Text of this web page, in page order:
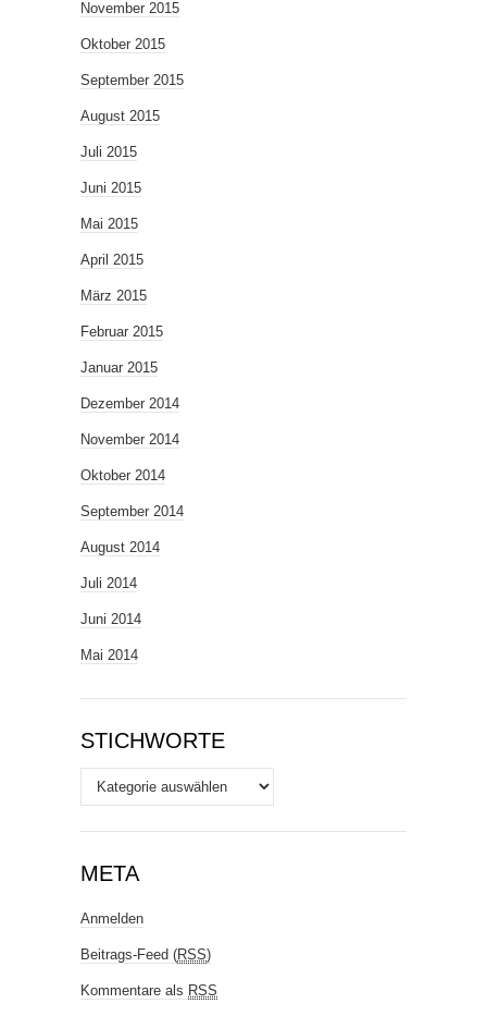
November 2015
Oktober 2015
September 2015
August 2015
Juli 2015
Juni 2015
Mai 2015
April 2015
März 2015
Februar 2015
Januar 2015
Dezember 2014
November 2014
Oktober 2014
September 2014
August 2014
Juli 2014
Juni 2014
Mai 2014
STICHWORTE
Stichworte
META
Anmelden
Beitrags-Feed (RSS)
Kommentare als RSS